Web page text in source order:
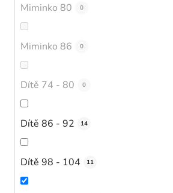
Miminko 80 0
Miminko 86 0
Dítě 74 - 80 0
Dítě 86 - 92 14
Dítě 98 - 104 11